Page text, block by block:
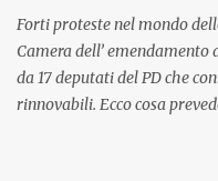
Fukushima hanno
Forti proteste nel mondo
Camera dell’
da 17 deputati del PD che
rinnovabili. Ecco cosa